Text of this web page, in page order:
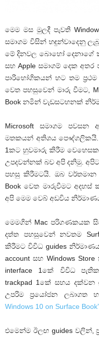
මෙම මස මුලදී පැවති
සමාගම විසින් හඳුන්වාදෙනු
මේ දිනවල බොහෝ දෙනාගේ
සහ Apple සමාගම් දෙක
පාරිභෝගිකයන් හට තම ප්‍රථම
වෙත පහසුවෙන් මාරු වීමට,
Book නමින් වැඩසටහනක්
Microsoft සමාගම
මතකයන් අතිශය පෞද්ගලිකයි.
1කට හුවමාරු කිරීම
උපදවන්නක් බව අපි දනිමු.
පහසු කිරීමටයි. ඔබ වර්තමාන
Book වෙත මාරුවීමට
අපි මෙම වෙබ් අඩවිය
මෙමගින් Mac පරිගණකයක
දත්ත පහසුවෙන් නවතම
කිරීමට විවිධ guides
account සහ Windows
interface 1කේ විවිධ
trackpad 1කේ සහය දක්වන
උපරිම ප්‍රයෝජන ලබාගත
Windows 10 on Surface
එමෙන්ම ඊලඟ guides වලින්,